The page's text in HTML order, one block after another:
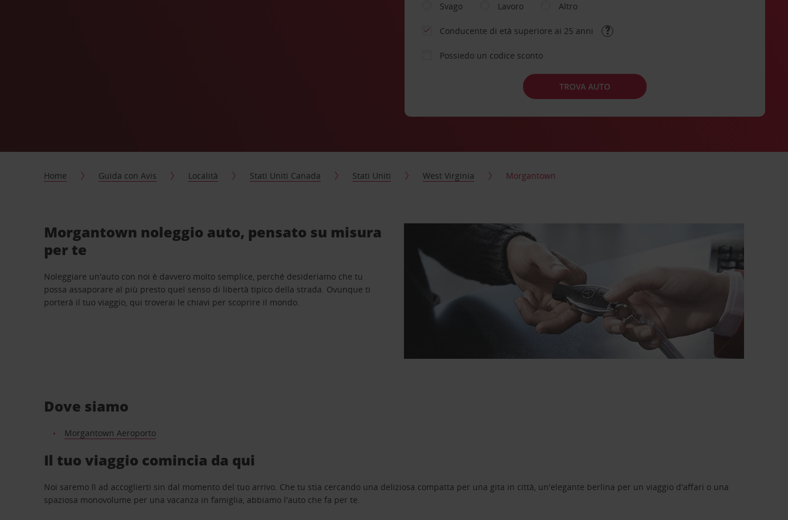
Svago
Lavoro Altro
Conducente di età superiore ai 25 anni
Possiedo un codice sconto
TROVA AUTO
Home Guida con Avis Località Stati Uniti Canada Stati Uniti West Virginia Morgantown
Morgantown noleggio auto, pensato su misura
per te
Noleggiare un'auto con noi è davvero molto semplice, perché desideriamo che tu
possa assaporare al più presto quel senso di libertà tipico della strada. Ovunque ti
porterà il tuo viaggio, qui troverai le chiavi per scoprire il mondo.
Dove siamo
Morgantown Aeroporto
Il tuo viaggio comincia da qui
Noi saremo lì ad accoglierti sin dal momento del tuo arrivo. Che tu stia cercando una deliziosa compatta per una gita in città, un'elegante berlina per un viaggio d'affari o una
spaziosa monovolume per una vacanza in famiglia, abbiamo l'auto che fa per te.